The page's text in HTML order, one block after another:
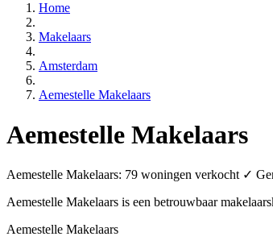
Home
Makelaars
Amsterdam
Aemestelle Makelaars
Aemestelle Makelaars
Aemestelle Makelaars: 79 woningen verkocht ✓
Aemestelle Makelaars is een betrouwbaar
Aemestelle Makelaars